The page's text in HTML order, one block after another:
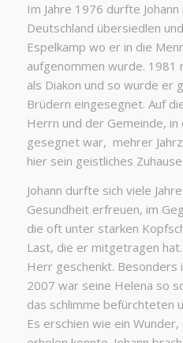
Im Jahre 1976 durfte
Deutschland übersiedlen
Espelkamp wo er in die
aufgenommen wurde. 1981
als Diakon und so wurde er
Brüdern eingesegnet. Auf
Herrn und der Gemeinde, in
gesegnet war, mehrer
hier sein geistliches Zuhause.
Johann durfte sich viele
Gesundheit erfreuen, im
die oft unter starken
Last, die er mitgetragen
Herr geschenkt. Besonders
2007 war seine Helena so
das schlimme befürchteten
Es erschien wie ein